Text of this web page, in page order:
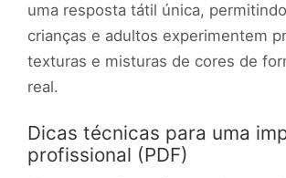
uma resposta tátil única,
crianças e adultos experimentem
texturas e misturas de cores de
real.
Dicas técnicas para uma
profissional (PDF)